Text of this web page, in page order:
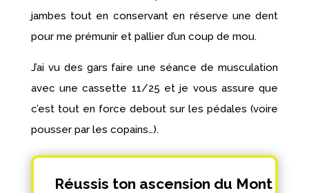
jambes tout en conservant en réserve une dent
pour me prémunir et pallier d’un coup de mou.
J’ai vu des gars faire une séance de musculation
avec une cassette 11/25 et je vous assure que
c’est tout en force debout sur les pédales (voire
pousser par les copains…).
Réussis ton ascension du Mont